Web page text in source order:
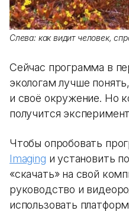
Слева: как видит человек,
Сейчас программа в
экологам лучше
и своё окружение. Но
получится
Чтобы опробовать
Imaging и установить
«скачать» на свой
руководство и
использовать